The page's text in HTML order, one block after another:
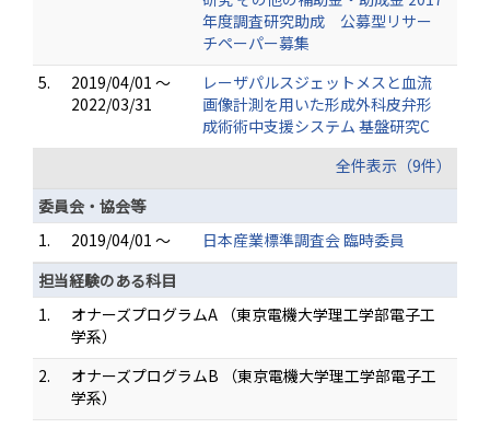
年度調査研究助成 公募型リサー
チペーパー募集
5.
2019/04/01 ～
2022/03/31
レーザパルスジェットメスと血流
画像計測を用いた形成外科皮弁形
成術術中支援システム 基盤研究C
全件表示（9件）
委員会・協会等
1.
2019/04/01 ～
日本産業標準調査会 臨時委員
担当経験のある科目
1.
オナーズプログラムA （東京電機大学理工学部電子工
学系）
2.
オナーズプログラムB （東京電機大学理工学部電子工
学系）